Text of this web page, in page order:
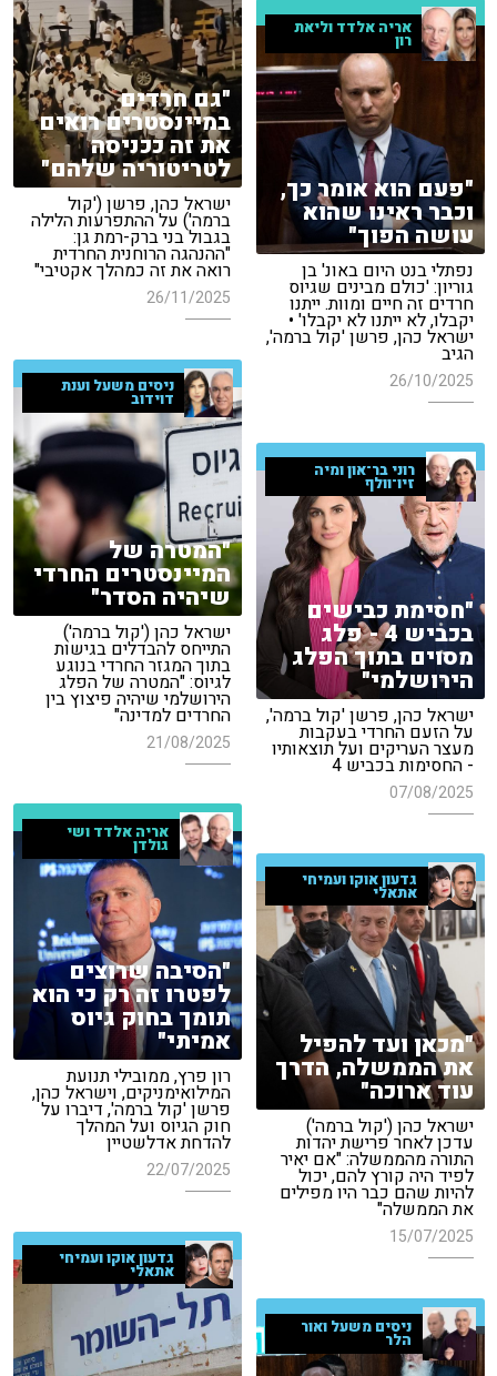
"גם חרדים
במיינסטרים רואים
את זה ככניסה
לטריטוריה שלהם"
ישראל כהן, פרשן ('קול
ברמה') על ההתפרעות הלילה
בגבול בני ברק-רמת גן:
"ההנהגה הרוחנית החרדית
רואה את זה כמהלך אקטיבי"
26/11/2025
אריה אלדד וליאת
רון
"פעם הוא אומר כך,
וכבר ראינו שהוא
עושה הפוך"
נפתלי בנט היום באונ' בן
גוריון: 'כולם מבינים שגיוס
חרדים זה חיים ומוות. ייתנו
יקבלו, לא ייתנו לא יקבלו' •
ישראל כהן, פרשן 'קול ברמה',
הגיב
26/10/2025 ניסים משעל וענת
דוידוב
"המטרה של
המיינסטרים החרדי
שיהיה הסדר"
ישראל כהן ('קול ברמה')
התייחס להבדלים בגישות
בתוך המגזר החרדי בנוגע
לגיוס: "המטרה של הפלג
הירושלמי שיהיה פיצוץ בין
החרדים למדינה"
21/08/2025
רוני בר־און ומיה
זיו־וולף
"חסימת כבישים
בכביש 4 - פלג
מסוים בתוך הפלג
הירושלמי"
ישראל כהן, פרשן 'קול ברמה',
על הזעם החרדי בעקבות
מעצר העריקים ועל תוצאותיו
- החסימות בכביש 4
07/08/2025
אריה אלדד ושי
גולדן
"הסיבה שרוצים
לפטרו זה רק כי הוא
תומך בחוק גיוס
אמיתי"
רון פרץ, ממובילי תנועת
המילואימניקים, וישראל כהן,
פרשן 'קול ברמה', דיברו על
חוק הגיוס ועל המהלך
להדחת אדלשטיין
22/07/2025
גדעון אוקו ועמיחי
אתאלי
"מכאן ועד להפיל
את הממשלה, הדרך
עוד ארוכה"
ישראל כהן ('קול ברמה')
עדכן לאחר פרישת יהדות
התורה מהממשלה: "אם יאיר
לפיד היה קורץ להם, יכול
להיות שהם כבר היו מפילים
את הממשלה"
15/07/2025
גדעון אוקו ועמיחי
אתאלי
ניסים משעל ואור
הלר